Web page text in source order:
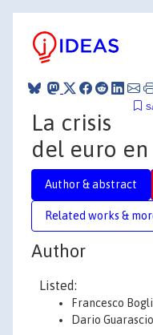
La crisis
del euro
Author & abstract
Related works &
Author
Listed:
Francesco
Dario Guarascio